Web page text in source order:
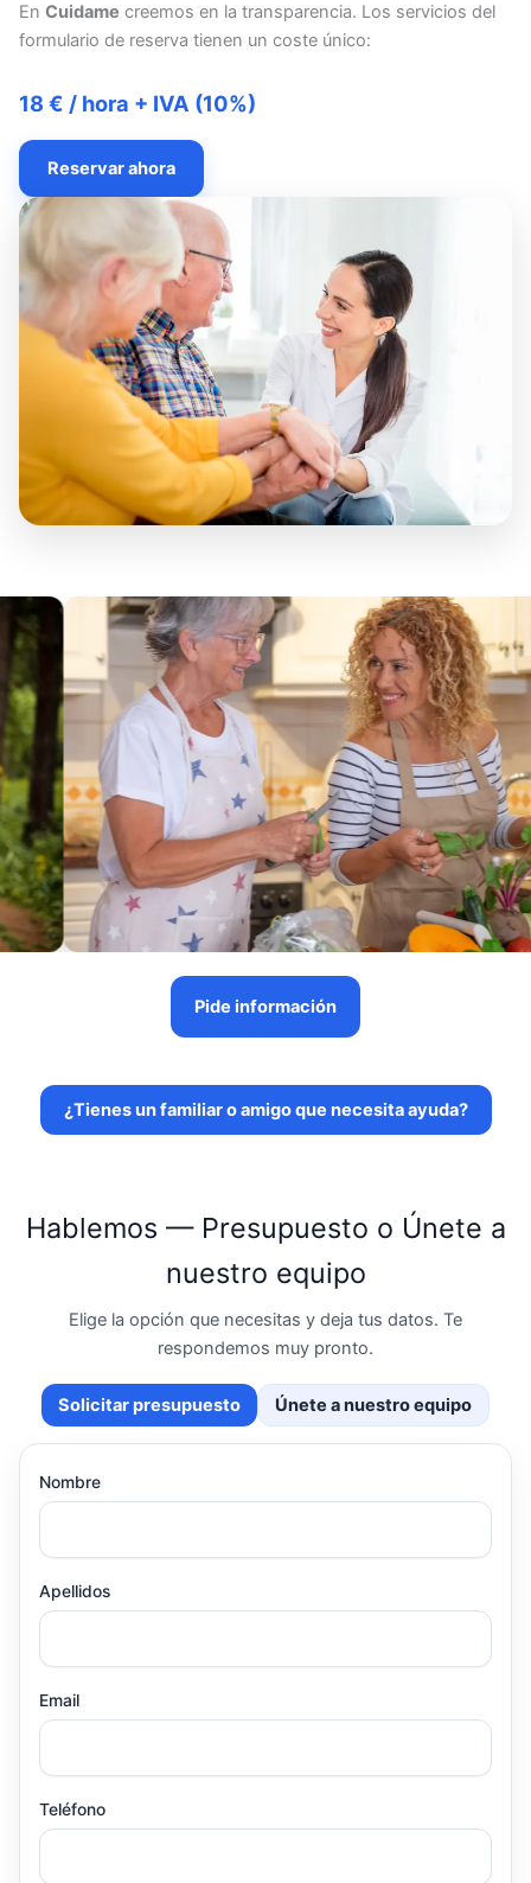
En Cuidame creemos en la transparencia. Los servicios del
formulario de reserva tienen un coste único:
18 € / hora + IVA (10%)
Reservar ahora
Pide información
¿Tienes un familiar o amigo que necesita ayuda?
Hablemos — Presupuesto o Únete a
nuestro equipo
Elige la opción que necesitas y deja tus datos. Te
respondemos muy pronto.
Solicitar presupuesto Únete a nuestro equipo
Nombre
Apellidos
Email
Teléfono